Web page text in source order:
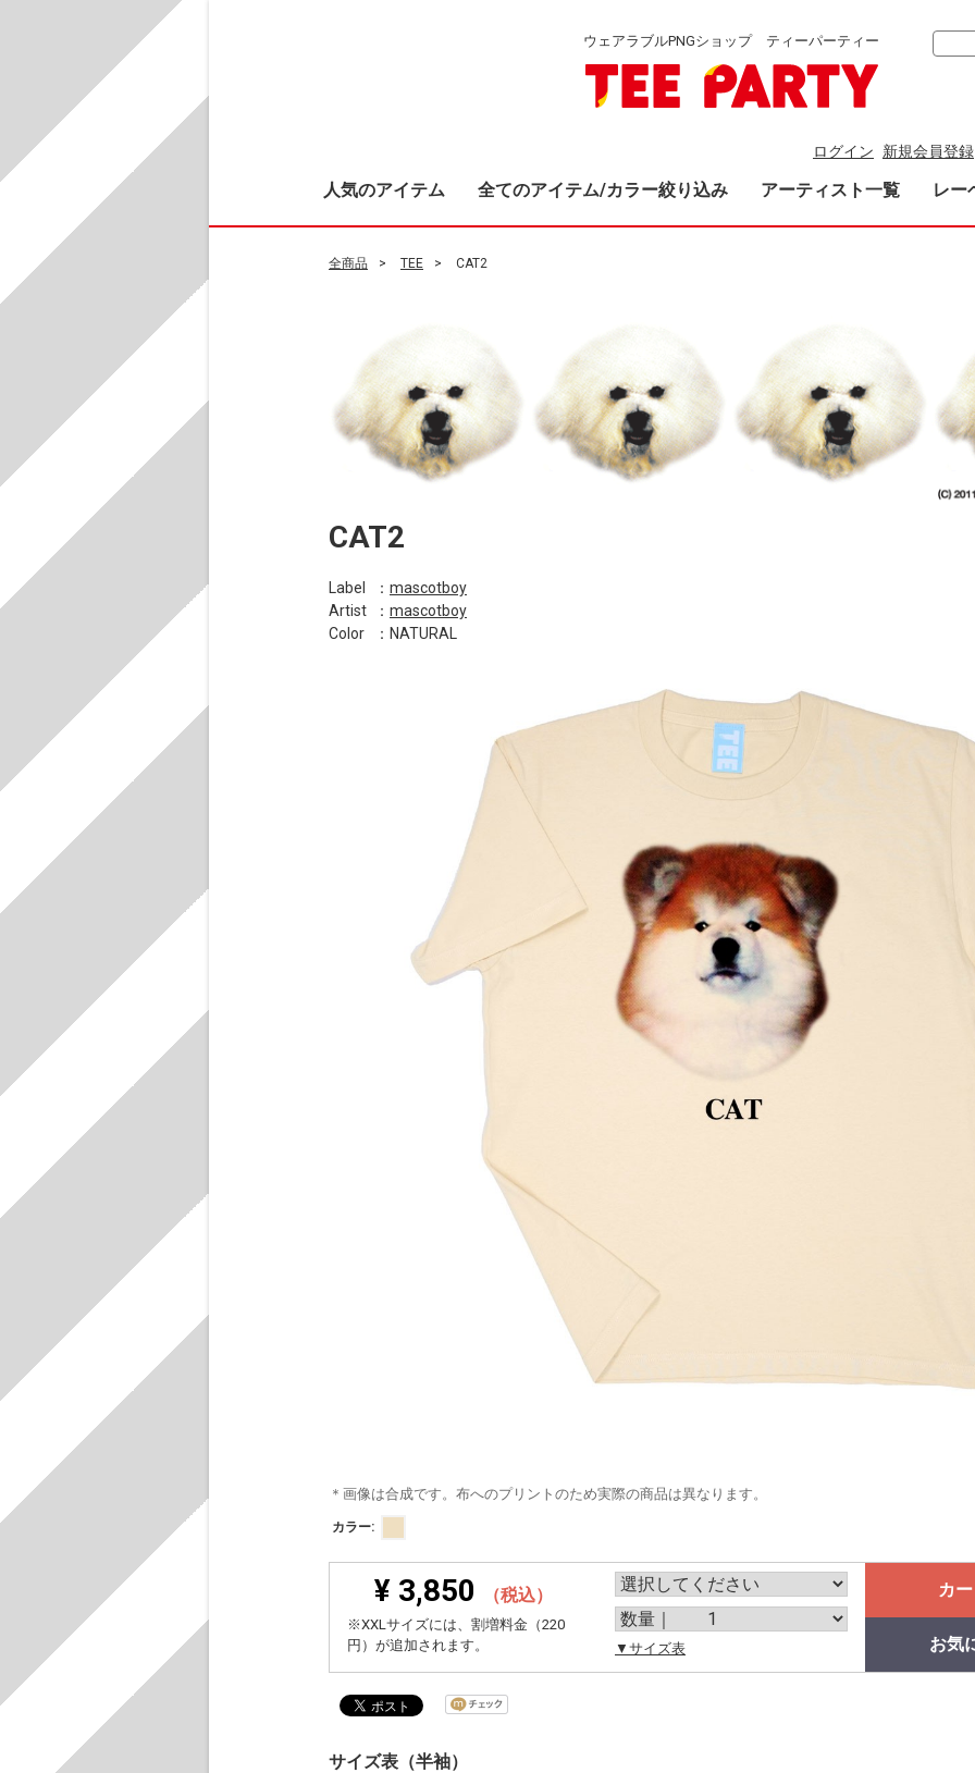
ウェアラブルPNGショップ ティーパーティー
ログイン 新規会員登録
人気のアイテム 全てのアイテム/カラー絞り込み アーティスト一覧 レー
全商品 TEE CAT2
CAT2
Label ： mascotboy
Artist
： mascotboy
Color
：NATURAL
＊画像は合成です。布へのプリントのため実際の商品は異なります。
カラー:
¥ 3,850 （税込）
※XXLサイズには、割増料金（220
円）が追加されます。
▼サイズ表
カ
お気
サイズ表（半袖）